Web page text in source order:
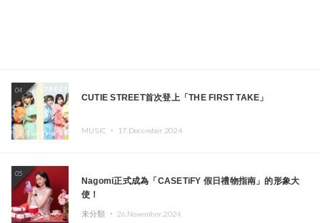
04
CUTIE STREET首次登上「THE FIRST TAKE」
MUSIC ・ 17.December.2024
05
Nagomi正式成為「CASETiFY 假日禮物指南」的形象大
使！
未分類 ・ 26.November.2024